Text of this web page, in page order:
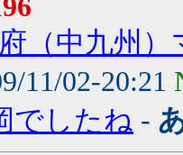
（中九州
11/02-20:21
でしたね -